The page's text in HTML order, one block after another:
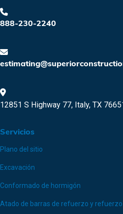
888-230-2240
12851 S Highway 77, Italy, TX
Servicios
Plano del sitio
Excavación
Conformado de hormigón
Atado de barras de refuerzo y refuerzo